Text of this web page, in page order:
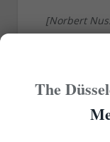
[Norbert
„Fußball in
The